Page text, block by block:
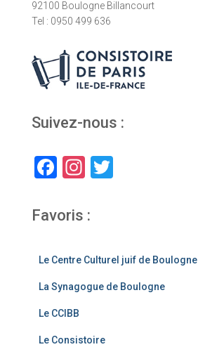
92100 Boulogne Billancourt
Tel : 0950 499 636
Suivez-nous :
F
c
b
o
o
k
In
a
a
m
Favoris :
Le Centre Culturel juif de Boulogne
La Synagogue de Boulogne
Le CCIBB
Le Consistoire